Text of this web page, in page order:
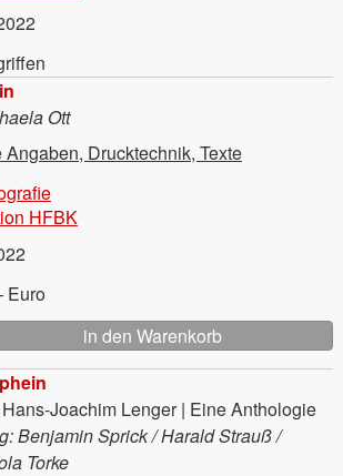
Ott
Angaben, Drucktechnik, Texte
HFBK
Joachim Lenger | Eine Anthologie
Benjamin Sprick / Harald Strauß /
Torke